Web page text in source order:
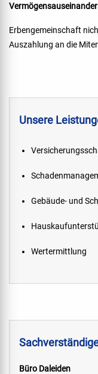
Erbengemeinschaft
Auszahlung an die
Unsere
Gebäude- und
Wertermittlung
Büro Daleiden